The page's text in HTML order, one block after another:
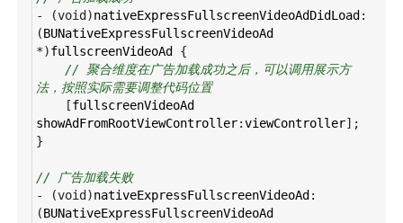
-
(void )nativeExpressFullscreenVideoAdDidLoad :
(BUNativeExpressFullscreenVideoAd
*)fullscreenVideoAd
{
// 聚合维度在广告加载成功之后，可以调用展示方
法，按照实际需要调整代码位置
[fullscreenVideoAd
showAdFromRootViewController:viewController];
}
// 广告加载失败
-
(void )nativeExpressFullscreenVideoAd :
(BUNativeExpressFullscreenVideoAd